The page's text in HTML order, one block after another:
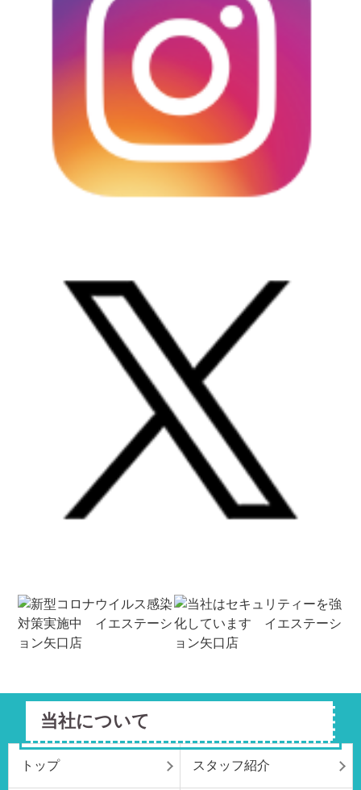
当社について
トップ スタッフ紹介